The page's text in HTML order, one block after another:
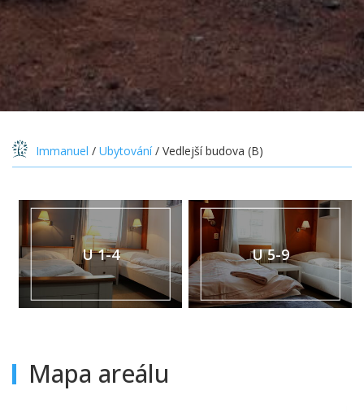
Immanuel / Ubytování / Vedlejší budova (B)
U 1-4 U 5-9
Mapa areálu